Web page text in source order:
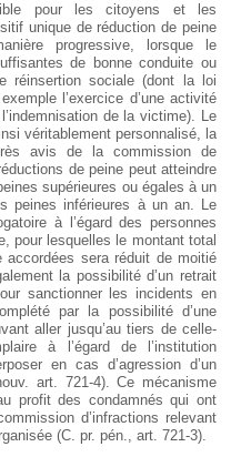
pour les citoyens et les
unique de réduction de peine
progressive, lorsque le
de bonne conduite ou
réinsertion sociale (dont la loi
l’exercice d’une activité
de la victime). Le
véritablement personnalisé, la
avis de la commission de
de peine peut atteindre
supérieures ou égales à un
peines inférieures à un an. Le
à l’égard des personnes
pour lesquelles le montant total
sera réduit de moitié
la possibilité d’un retrait
sanctionner les incidents en
par la possibilité d’une
aller jusqu’au tiers de celle-
à l’égard de l’institution
en cas d’agression d’un
art. 721-4). Ce mécanisme
profit des condamnés qui ont
d’infractions relevant
(C. pr. pén., art. 721-3).